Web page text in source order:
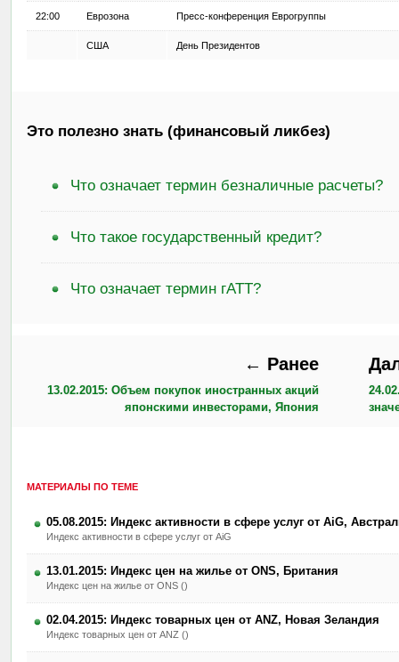
22:00 Еврозона Пресс-конференция Еврогруппы
США День Президентов
Это полезно знать (финансовый ликбез)
Что означает термин безналичные расчеты?
Что такое государственный кредит?
Что означает термин гАТТ?
← Ранее
13.02.2015: Объем покупок иностранных акций
японскими инвесторами, Япония
МАТЕРИАЛЫ ПО ТЕМЕ
05.08.2015: Индекс активности в сфере услуг от AiG,
Индекс активности в сфере услуг от AiG
13.01.2015: Индекс цен на жилье от ONS, Британия
Индекс цен на жилье от ONS ()
02.04.2015: Индекс товарных цен от ANZ, Новая Зеландия
Индекс товарных цен от ANZ ()